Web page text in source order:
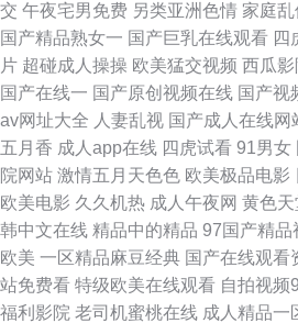
网站免费鸡巴 91制片厂午夜激情 91在线视屏
产91啪啪 国产成人自拍网 丰满老师做爰8 豆
人综合色在线 精品久久人妻 精品伊人久久大
源网 夜线在线观看 97人人妻人人干 97资源色
制作传媒 超碰在线免费人人操日韩 伦理片三
学 日韩免费一级 五月婷婷六日天 Av中文网
交 午夜宅男免费 另类亚洲色情 家庭
国产精品熟女一 国产巨乳在线观看 四
片 超碰成人操操 欧美猛交视频 西瓜
国产在线一 国产原创视频在线 国产视
av网址大全 人妻乱视 国产成人在线网
五月香 成人app在线 四虎试看 91男女
院网站 激情五月天色色 欧美极品电影
欧美电影 久久机热 成人午夜网 黄色天
韩中文在线 精品中的精品 97国产精品
欧美 一区精品麻豆经典 国产在线观看
站免费看 特级欧美在线观看 自拍视频
福利影院 老司机蜜桃在线 成人精品一